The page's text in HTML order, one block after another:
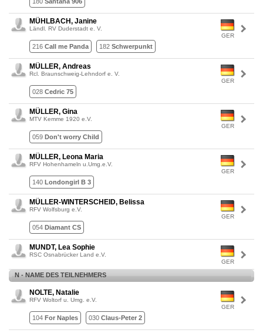
GER
MÜHLBACH, Janine
Ländl. RV Duderstadt e. V.
216 Call me Panda 182 Schwerpunkt
GER
MÜLLER, Andreas
Rcl. Braunschweig-Lehndorf e. V.
028 Cedric 75
GER
MÜLLER, Gina
MTV Kemme 1920 e.V.
059 Don't worry Child
GER
MÜLLER, Leona Maria
RFV Hohenhameln u.Umg.e.V.
140 Londongirl B 3
GER
MÜLLER-WINTERSCHEID, Belissa
RFV Wolfsburg e.V.
054 Diamant CS
GER
MUNDT, Lea Sophie
RSC Osnabrücker Land e.V.
N - NAME DES TEILNEHMERS
GER
NOLTE, Natalie
RFV Woltorf u. Umg. e.V.
104 For Naples 030 Claus-Peter 2